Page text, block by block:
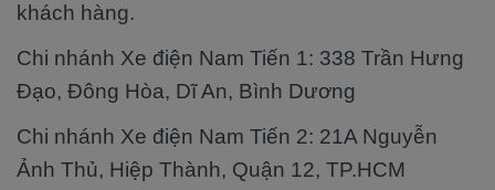
khách hàng.
Chi nhánh Xe điện Nam Tiến 1: 338 Trần Hưng
Đạo, Đông Hòa, Dĩ An, Bình Dương
Chi nhánh Xe điện Nam Tiến 2: 21A Nguyễn
Ảnh Thủ, Hiệp Thành, Quận 12, TP.HCM